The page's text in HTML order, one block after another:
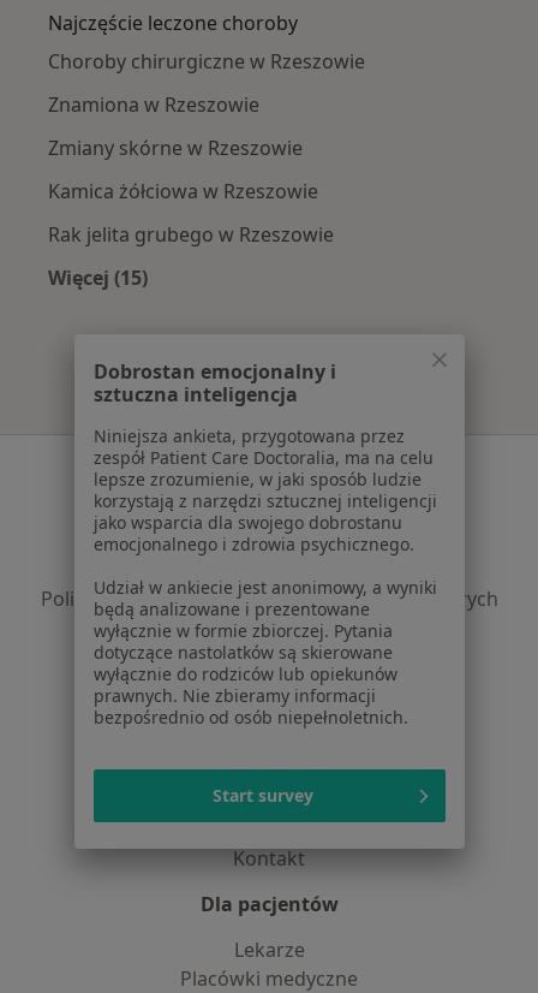
Najczęście leczone choroby
Choroby chirurgiczne w Rzeszowie
Znamiona w Rzeszowie
Zmiany skórne w Rzeszowie
Kamica żółciowa w Rzeszowie
Rak jelita grubego w Rzeszowie
Więcej (15)
Serwis
Regulamin
Polityka prywatności pacjentów
Polityka prywatności dla profesjonalistów, których
dane pozyskaliśmy samodzielnie
Polityka cookies
Jak działają wyniki wyszukiwania
Dostępność
Praca Rekrutujemy!
Partnerzy
Centrum prasowe
Kontakt
Dla pacjentów
Lekarze
Placówki medyczne
Dobrostan emocjonalny i
sztuczna inteligencja
Niniejsza ankieta, przygotowana przez
zespół Patient Care Doctoralia, ma na celu
lepsze zrozumienie, w jaki sposób ludzie
korzystają z narzędzi sztucznej inteligencji
jako wsparcia dla swojego dobrostanu
emocjonalnego i zdrowia psychicznego.
Udział w ankiecie jest anonimowy, a wyniki
będą analizowane i prezentowane
wyłącznie w formie zbiorczej. Pytania
dotyczące nastolatków są skierowane
wyłącznie do rodziców lub opiekunów
prawnych. Nie zbieramy informacji
bezpośrednio od osób niepełnoletnich.
Start survey